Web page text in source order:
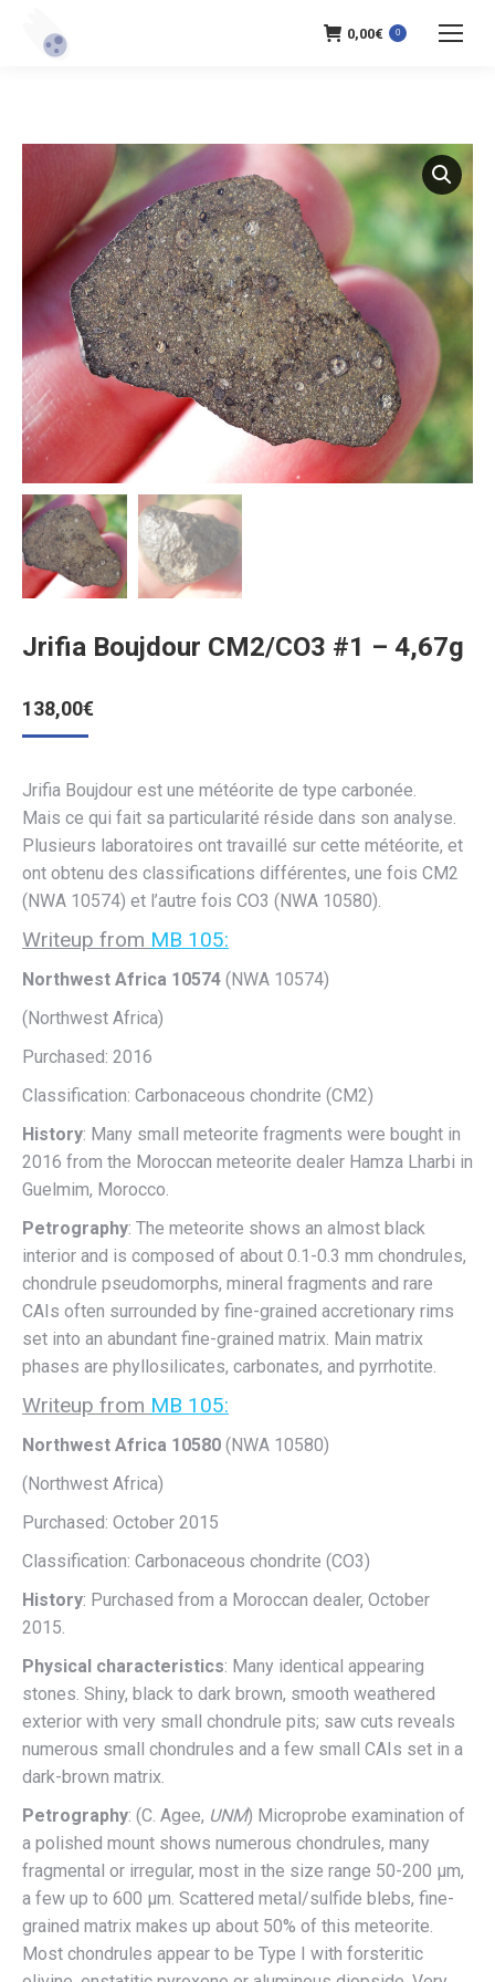
0,00€ 0
Jrifia Boujdour CM2/CO3 #1 – 4,67g
138,00€
Jrifia Boujdour est une météorite de type carbonée.
Mais ce qui fait sa particularité réside dans son analyse.
Plusieurs laboratoires ont travaillé sur cette météorite, et
ont obtenu des classifications différentes, une fois CM2
(NWA 10574) et l’autre fois CO3 (NWA 10580).
Writeup from MB 105:
Northwest Africa 10574 (NWA 10574)
(Northwest Africa)
Purchased: 2016
Classification: Carbonaceous chondrite (CM2)
History: Many small meteorite fragments were bought in
2016 from the Moroccan meteorite dealer Hamza Lharbi in
Guelmim, Morocco.
Petrography: The meteorite shows an almost black
interior and is composed of about 0.1-0.3 mm chondrules,
chondrule pseudomorphs, mineral fragments and rare
CAIs often surrounded by fine-grained accretionary rims
set into an abundant fine-grained matrix. Main matrix
phases are phyllosilicates, carbonates, and pyrrhotite.
Writeup from MB 105:
Northwest Africa 10580 (NWA 10580)
(Northwest Africa)
Purchased: October 2015
Classification: Carbonaceous chondrite (CO3)
History: Purchased from a Moroccan dealer, October
2015.
Physical characteristics: Many identical appearing
stones. Shiny, black to dark brown, smooth weathered
exterior with very small chondrule pits; saw cuts reveals
numerous small chondrules and a few small CAIs set in a
dark-brown matrix.
Petrography: (C. Agee, UNM) Microprobe examination of
a polished mount shows numerous chondrules, many
fragmental or irregular, most in the size range 50-200 μm,
a few up to 600 μm. Scattered metal/sulfide blebs, fine-
grained matrix makes up about 50% of this meteorite.
Most chondrules appear to be Type I with forsteritic